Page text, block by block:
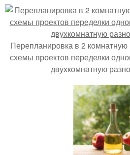
Перепланировка в 2
схемы проектов переделки
двухкомнатную